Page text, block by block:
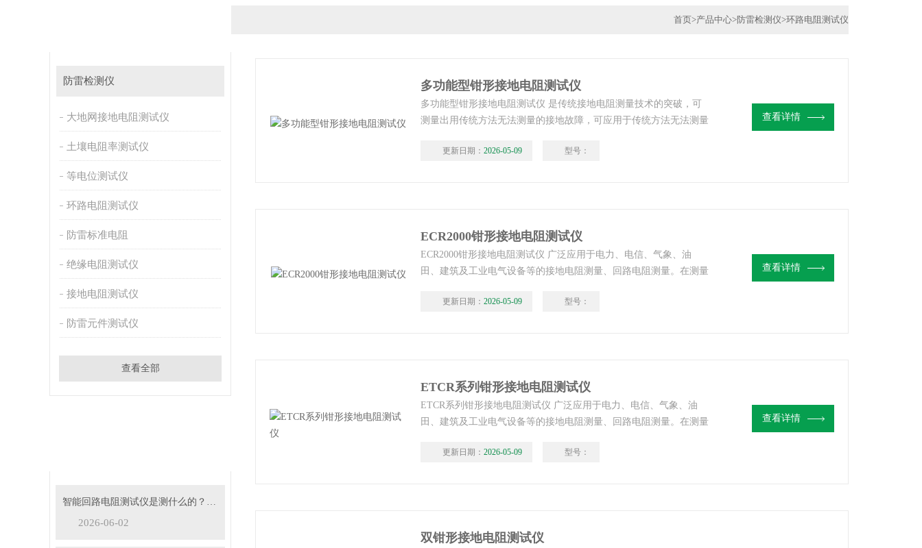
防雷检测仪
大地网接地电阻测试仪
土壤电阻率测试仪
等电位测试仪
环路电阻测试仪
防雷标准电阻
绝缘电阻测试仪
接地电阻测试仪
防雷元件测试仪
查看全部
智能回路电阻测试仪是测什么的？主要用途有哪些？
2026-06-02
首页>产品中心>防雷检测仪>环路电阻测试仪
多功能型钳形接地电阻测试仪
多功能型钳形接地电阻测试仪 是传统接地电阻测量技术的突破，可
测量出用传统方法无法测量的接地故障，可应用于传统方法无法测量
的综合值。
更新日期： 2026-05-09 型号：
查看详情
ECR2000钳形接地电阻测试仪
ECR2000钳形接地电阻测试仪 广泛应用于电力、电信、气象、油
田、建筑及工业电气设备等的接地电阻测量、回路电阻测量。在测量
更新日期： 2026-05-09 型号：
查看详情
ETCR系列钳形接地电阻测试仪
ETCR系列钳形接地电阻测试仪 广泛应用于电力、电信、气象、油
田、建筑及工业电气设备等的接地电阻测量、回路电阻测量。在测量
更新日期： 2026-05-09 型号：
查看详情
双钳形接地电阻测试仪